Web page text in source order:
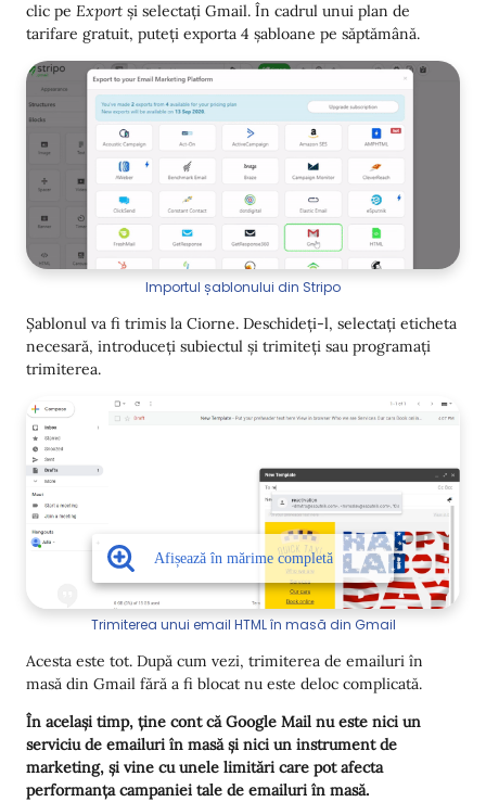
clic pe Export și selectați Gmail. În cadrul unui plan de
tarifare gratuit, puteți exporta 4 șabloane pe săptămână.
Importul șablonului din Stripo
Șablonul va fi trimis la Ciorne. Deschideți-l, selectați eticheta
necesară, introduceți subiectul și trimiteți sau programați
trimiterea.
Trimiterea unui email HTML în masă din Gmail
Acesta este tot. După cum vezi, trimiterea de emailuri în
masă din Gmail fără a fi blocat nu este deloc complicată.
În același timp, ține cont că Google Mail nu este nici un
serviciu de emailuri în masă și nici un instrument de
marketing, și vine cu unele limitări care pot afecta
performanța campaniei tale de emailuri în masă.